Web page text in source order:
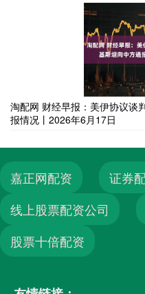
淘配网 财经早报：美伊协议谈
报情况丨2026年6月17日
嘉正网配资
证券
线上股票配资公司
股票十倍配资